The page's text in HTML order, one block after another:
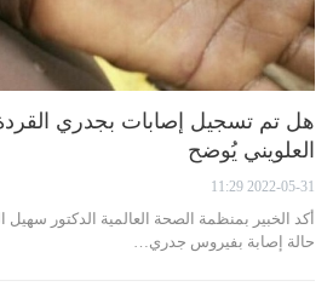
هل تم تسجيل إصابات بجدري
العلويني يُوضح
2022-05-31 11:29
أكد الخبير بمنظمة الصحة العالمية الدكتور سهيل
حالة إصابة بفيروس جدري…